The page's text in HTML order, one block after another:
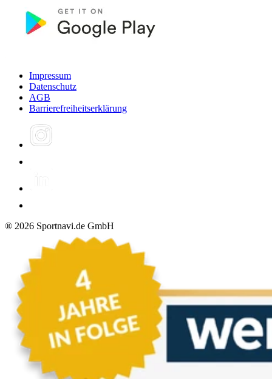
Impressum
Datenschutz
AGB
Barrierefreiheitserklärung
® 2026 Sportnavi.de GmbH